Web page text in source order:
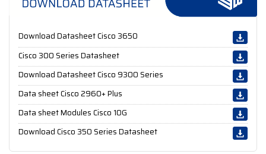
Download Datasheet Cisco 3650
Cisco 300 Series Datasheet
Download Datasheet Cisco 9300 Series
Data sheet Cisco 2960+ Plus
Data sheet Modules Cisco 10G
Download Cisco 350 Series Datasheet